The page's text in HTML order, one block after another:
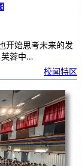
开始思考未来的发
芙蓉中…
校闻特区